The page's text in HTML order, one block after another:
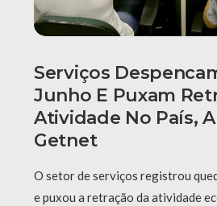
Serviços
Junho E Puxam
Atividade No País,
Getnet
O setor de serviços registrou
e puxou a retração da atividade